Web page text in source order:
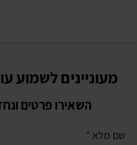
מעוניינים לשמוע
השאירו פרטים
שם מלא *